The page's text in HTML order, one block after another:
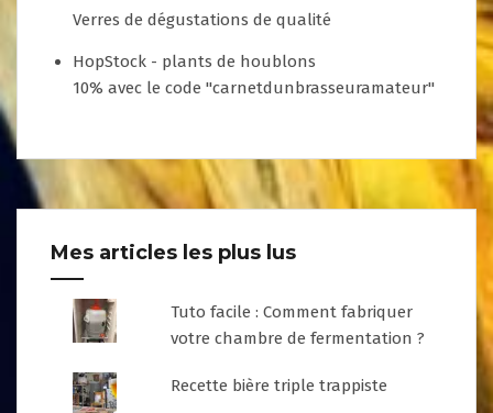
Verres de dégustations de qualité
HopStock - plants de houblons
10% avec le code "carnetdunbrasseuramateur"
Mes articles les plus lus
Tuto facile : Comment fabriquer
votre chambre de fermentation ?
Recette bière triple trappiste